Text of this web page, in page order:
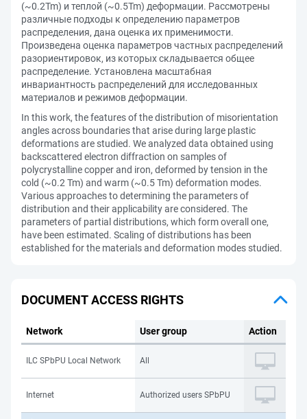
(~0.2Tm) и теплой (~0.5Tm) деформации. Рассмотрены
различные подходы к определению параметров
распределения, дана оценка их применимости.
Произведена оценка параметров частных распределений
разориентировок, из которых складывается общее
распределение. Установлена масштабная
инвариантность распределений для исследованных
материалов и режимов деформации.
In this work, the features of the distribution of misorientation
angles across boundaries that arise during large plastic
deformations are studied. We analyzed data obtained using
backscattered electron diffraction on samples of
polycrystalline copper and iron, deformed by tension in the
cold (~0.2 Tm) and warm (~0.5 Tm) deformation modes.
Various approaches to determining the parameters of
distribution and their applicability are considered. The
parameters of partial distributions, which form overall one,
have been estimated. Scaling of distributions has been
established for the materials and deformation modes studied.
DOCUMENT ACCESS RIGHTS
Network User group Action
ILC SPbPU Local Network All
Internet Authorized users SPbPU